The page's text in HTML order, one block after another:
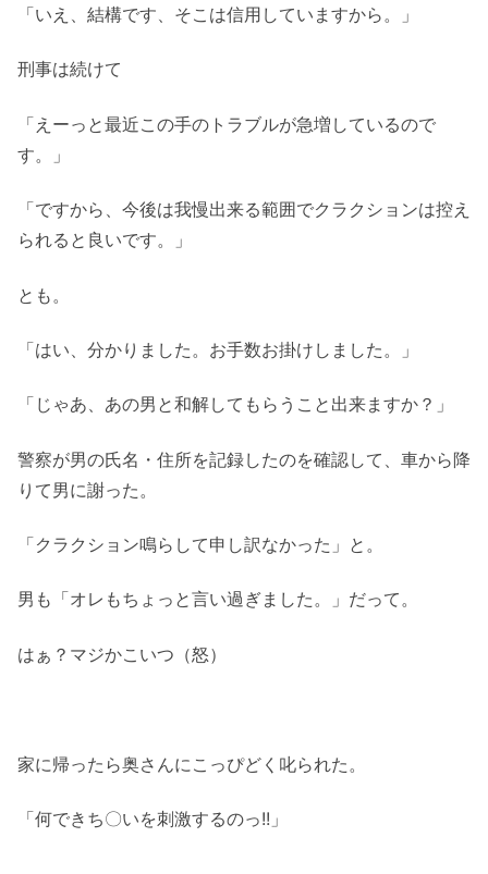
「いえ、結構です、そこは信用していますから。」
刑事は続けて
「えーっと最近この手のトラブルが急増しているので
す。」
「ですから、今後は我慢出来る範囲でクラクションは控え
られると良いです。」
とも。
「はい、分かりました。お手数お掛けしました。」
「じゃあ、あの男と和解してもらうこと出来ますか？」
警察が男の氏名・住所を記録したのを確認して、車から降
りて男に謝った。
「クラクション鳴らして申し訳なかった」と。
男も「オレもちょっと言い過ぎました。」だって。
はぁ？マジかこいつ（怒）
家に帰ったら奥さんにこっぴどく叱られた。
「何できち〇いを刺激するのっ!!」